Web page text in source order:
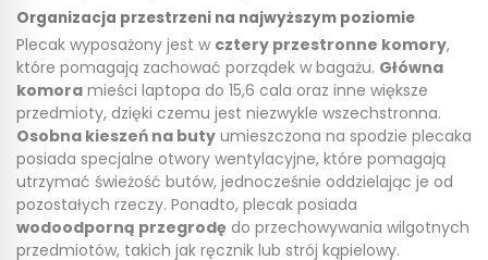
Organizacja przestrzeni na najwyższym poziomie
Plecak wyposażony jest w cztery przestronne komory,
które pomagają zachować porządek w bagażu. Główna
komora mieści laptopa do 15,6 cala oraz inne większe
przedmioty, dzięki czemu jest niezwykle wszechstronna.
Osobna kieszeń na buty umieszczona na spodzie plecaka
posiada specjalne otwory wentylacyjne, które pomagają
utrzymać świeżość butów, jednocześnie oddzielając je od
pozostałych rzeczy. Ponadto, plecak posiada
wodoodporną przegrodę do przechowywania wilgotnych
przedmiotów, takich jak ręcznik lub strój kąpielowy.